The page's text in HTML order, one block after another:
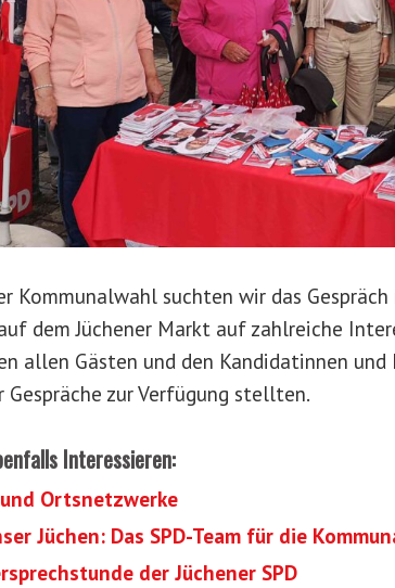
Kommunalwahl suchten wir das
dem Jüchener Markt auf zahlreiche
allen Gästen und den Kandidatinnen und
zur Verfügung stellten.
Interessieren:
Ortsnetzwerke
Jüchen: Das SPD-Team für die
der Jüchener SPD